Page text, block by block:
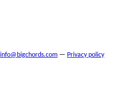
info@bigchords.com — Privacy policy